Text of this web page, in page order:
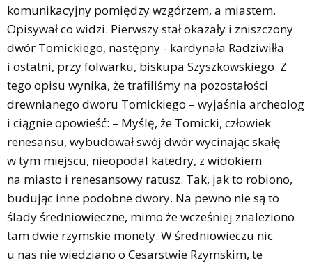
komunikacyjny pomiędzy wzgórzem, a miastem.
Opisywał co widzi. Pierwszy stał okazały i zniszczony
dwór Tomickiego, następny - kardynała Radziwiłła
i ostatni, przy folwarku, biskupa Szyszkowskiego. Z
tego opisu wynika, że trafiliśmy na pozostałości
drewnianego dworu Tomickiego – wyjaśnia archeolog
i ciągnie opowieść: – Myślę, że Tomicki, człowiek
renesansu, wybudował swój dwór wycinając skałę
w tym miejscu, nieopodal katedry, z widokiem
na miasto i renesansowy ratusz. Tak, jak to robiono,
budując inne podobne dwory. Na pewno nie są to
ślady średniowieczne, mimo że wcześniej znaleziono
tam dwie rzymskie monety. W średniowieczu nic
u nas nie wiedziano o Cesarstwie Rzymskim, te